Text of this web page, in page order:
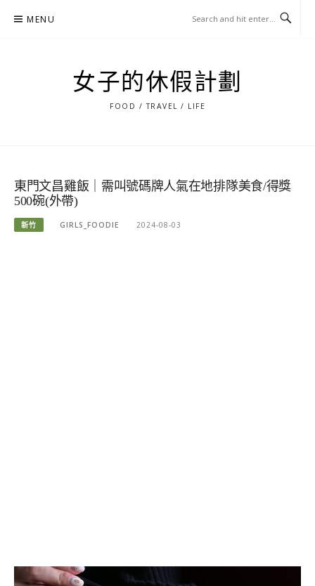
MENU
女子的休假計劃
FOOD / TRAVEL / LIFE
東門文昌雞飯｜需叫號碼牌人氣在地排隊美食/得獎
500碗(外帶)
新竹 GIRLS_FOODIE 2024-08-03